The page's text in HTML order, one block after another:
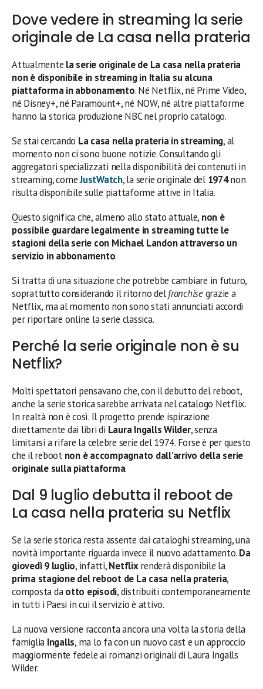
Dove vedere in streaming la serie
originale de La casa nella prateria
Attualmente la serie originale de La casa nella prateria
non è disponibile in streaming in Italia su alcuna
piattaforma in abbonamento. Né Netflix, né Prime Video,
né Disney+, né Paramount+, né NOW, né altre piattaforme
hanno la storica produzione NBC nel proprio catalogo.
Se stai cercando La casa nella prateria in streaming, al
momento non ci sono buone notizie. Consultando gli
aggregatori specializzati nella disponibilità dei contenuti in
streaming, comeJustWatch, la serie originale del 1974non
risulta disponibile sulle piattaforme attive in Italia.
Questo significa che, almeno allo stato attuale, non è
possibile guardare legalmente in streaming tutte le
stagioni della serie con Michael Landon attraverso un
servizio in abbonamento.
Si tratta di una situazione che potrebbe cambiare in futuro,
soprattutto considerando il ritorno delfranchisegrazie a
Netflix, ma al momento non sono stati annunciati accordi
per riportare online la serie classica.
Perché la serie originale non è su
Netflix?
Molti spettatori pensavano che, con il debutto del reboot,
anche la serie storica sarebbe arrivata nel catalogo Netflix.
In realtà non è così. Il progetto prende ispirazione
direttamente dai libri di Laura Ingalls Wilder, senza
limitarsi a rifare la celebre serie del 1974. Forse è per questo
che il reboot non è accompagnato dall’arrivo della serie
originale sulla piattaforma.
Dal 9 luglio debutta il reboot de
La casa nella prateria su Netflix
Se la serie storica resta assente dai cataloghi streaming, una
novità importante riguarda invece il nuovo adattamento.Da
giovedì 9 luglio, infatti,Netflixrenderà disponibile la
prima stagione del reboot de La casa nella prateria,
composta daotto episodi, distribuiti contemporaneamente
in tutti i Paesi in cui il servizio è attivo.
La nuova versione racconta ancora una volta la storia della
famiglia Ingalls, ma lo fa con un nuovo cast e un approccio
maggiormente fedele ai romanzi originali di Laura Ingalls
Wilder.